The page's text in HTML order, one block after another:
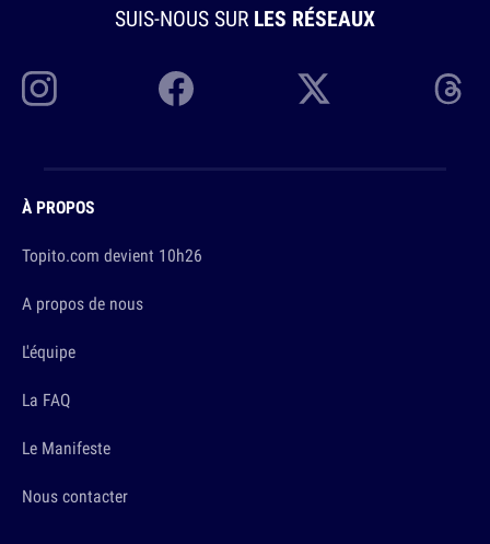
SUIS-NOUS SUR LES RÉSEAUX
À PROPOS
Topito.com devient 10h26
A propos de nous
L'équipe
La FAQ
Le Manifeste
Nous contacter